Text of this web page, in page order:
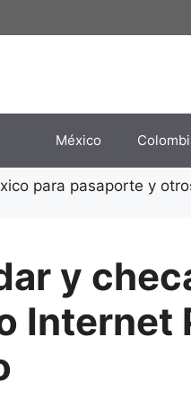
México
y
Internet